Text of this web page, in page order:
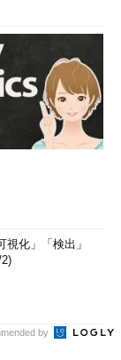
視化」「検出」
by